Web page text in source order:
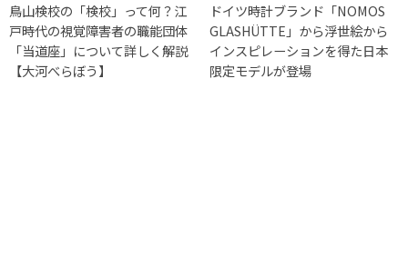
鳥山検校の「検校」って何？江
戸時代の視覚障害者の職能団体
「当道座」について詳しく解説
【大河べらぼう】
ドイツ時計ブランド「NOMOS
GLASHÜTTE」から浮世絵から
インスピレーションを得た日本
限定モデルが登場